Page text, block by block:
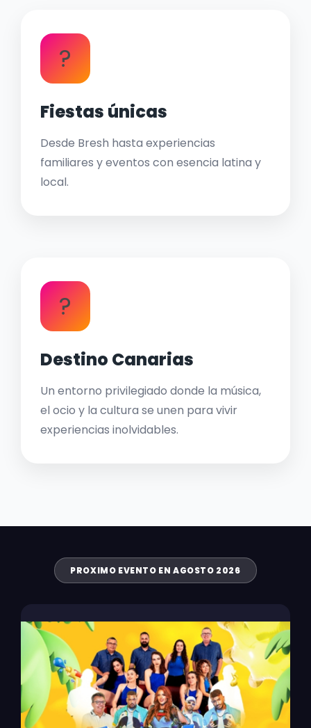
?
Fiestas únicas
Desde Bresh hasta experiencias
familiares y eventos con esencia latina y
local.
?
Destino Canarias
Un entorno privilegiado donde la música,
el ocio y la cultura se unen para vivir
experiencias inolvidables.
PROXIMO EVENTO EN AGOSTO 2026